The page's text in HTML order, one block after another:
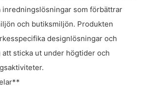
inredningslösningar som förbättrar
och butiksmiljön. Produkten
designlösningar och
sticka ut under högtider och